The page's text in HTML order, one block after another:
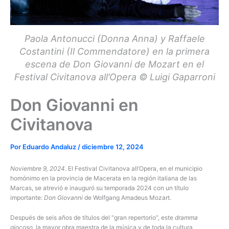
Paola Antonucci (Donna Anna) y Raffaele
Costantini (Il Commendatore) en la primera
escena de Don Giovanni de Mozart en el
Festival Civitanova all’Opera © Luigi Gaparroni
Don Giovanni en
Civitanova
Por Eduardo Andaluz/diciembre 12, 2024
Noviembre 9, 2024. El Festival Civitanova all’Opera, en el municipio
homónimo en la provincia de Macerata en la región italiana de las
Marcas, se atrevió e inauguró su temporada 2024 con un título
importante: Don Giovanni de Wolfgang Amadeus Mozart.
Después de seis años de títulos del “gran repertorio”, este dramma
giocoso , la mayor obra maestra de la música y de toda la cultura